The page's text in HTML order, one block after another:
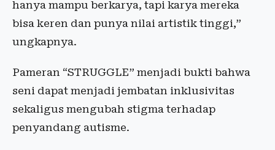
hanya mampu berkarya, tapi karya mereka
bisa keren dan punya nilai artistik tinggi,”
ungkapnya.
Pameran “STRUGGLE” menjadi bukti bahwa
seni dapat menjadi jembatan inklusivitas
sekaligus mengubah stigma terhadap
penyandang autisme.